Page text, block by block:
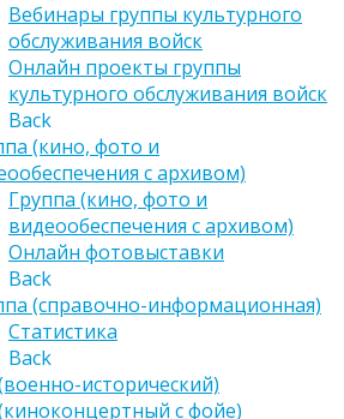
Вебинары группы культурного
обслуживания войск
Онлайн проекты группы
культурного обслуживания войск
Back
(кино, фото и
с архивом)
Группа (кино, фото и
видеообеспечения с архивом)
Онлайн фотовыставки
Back
(справочно-информационная)
Статистика
Back
исторический)
с фойе)